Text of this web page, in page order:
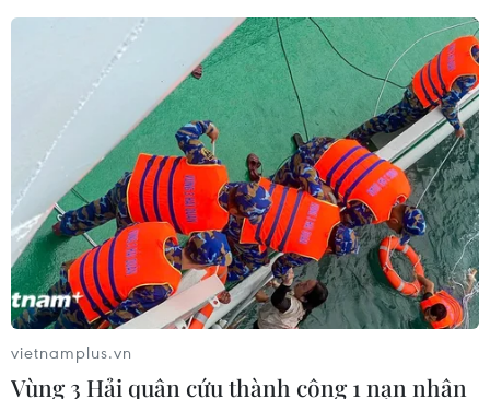
vietnamplus.vn
Vùng 3 Hải quân cứu thành công 1 nạn nhân